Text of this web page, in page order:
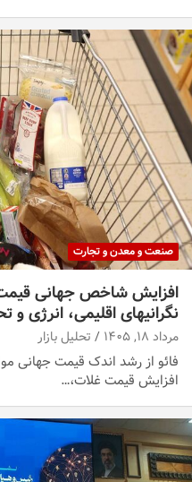
صنعت و معدن و تجارت
افزایش شاخص جهانی قیمت
نگرانیهای اقلیمی، انرژی و
مرداد ۱۸, ۱۴۰۵ تحلیل بازار
فائو از رشد اندک قیمت جهانی
افزایش قیمت غلات،…